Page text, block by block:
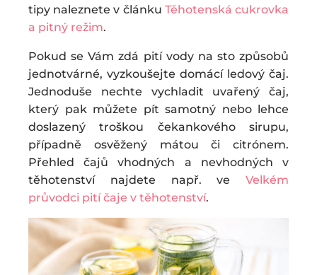
tipy naleznete v článku Těhotenská cukrovka
a pitný režim.
Pokud se Vám zdá pití vody na sto způsobů
jednotvárné, vyzkoušejte domácí ledový čaj.
Jednoduše nechte vychladit uvařený čaj,
který pak můžete pít samotný nebo lehce
doslazený troškou čekankového sirupu,
případně osvěžený mátou či citrónem.
Přehled čajů vhodných a nevhodných v
těhotenství najdete např. ve Velkém
průvodci pití čaje v těhotenství.